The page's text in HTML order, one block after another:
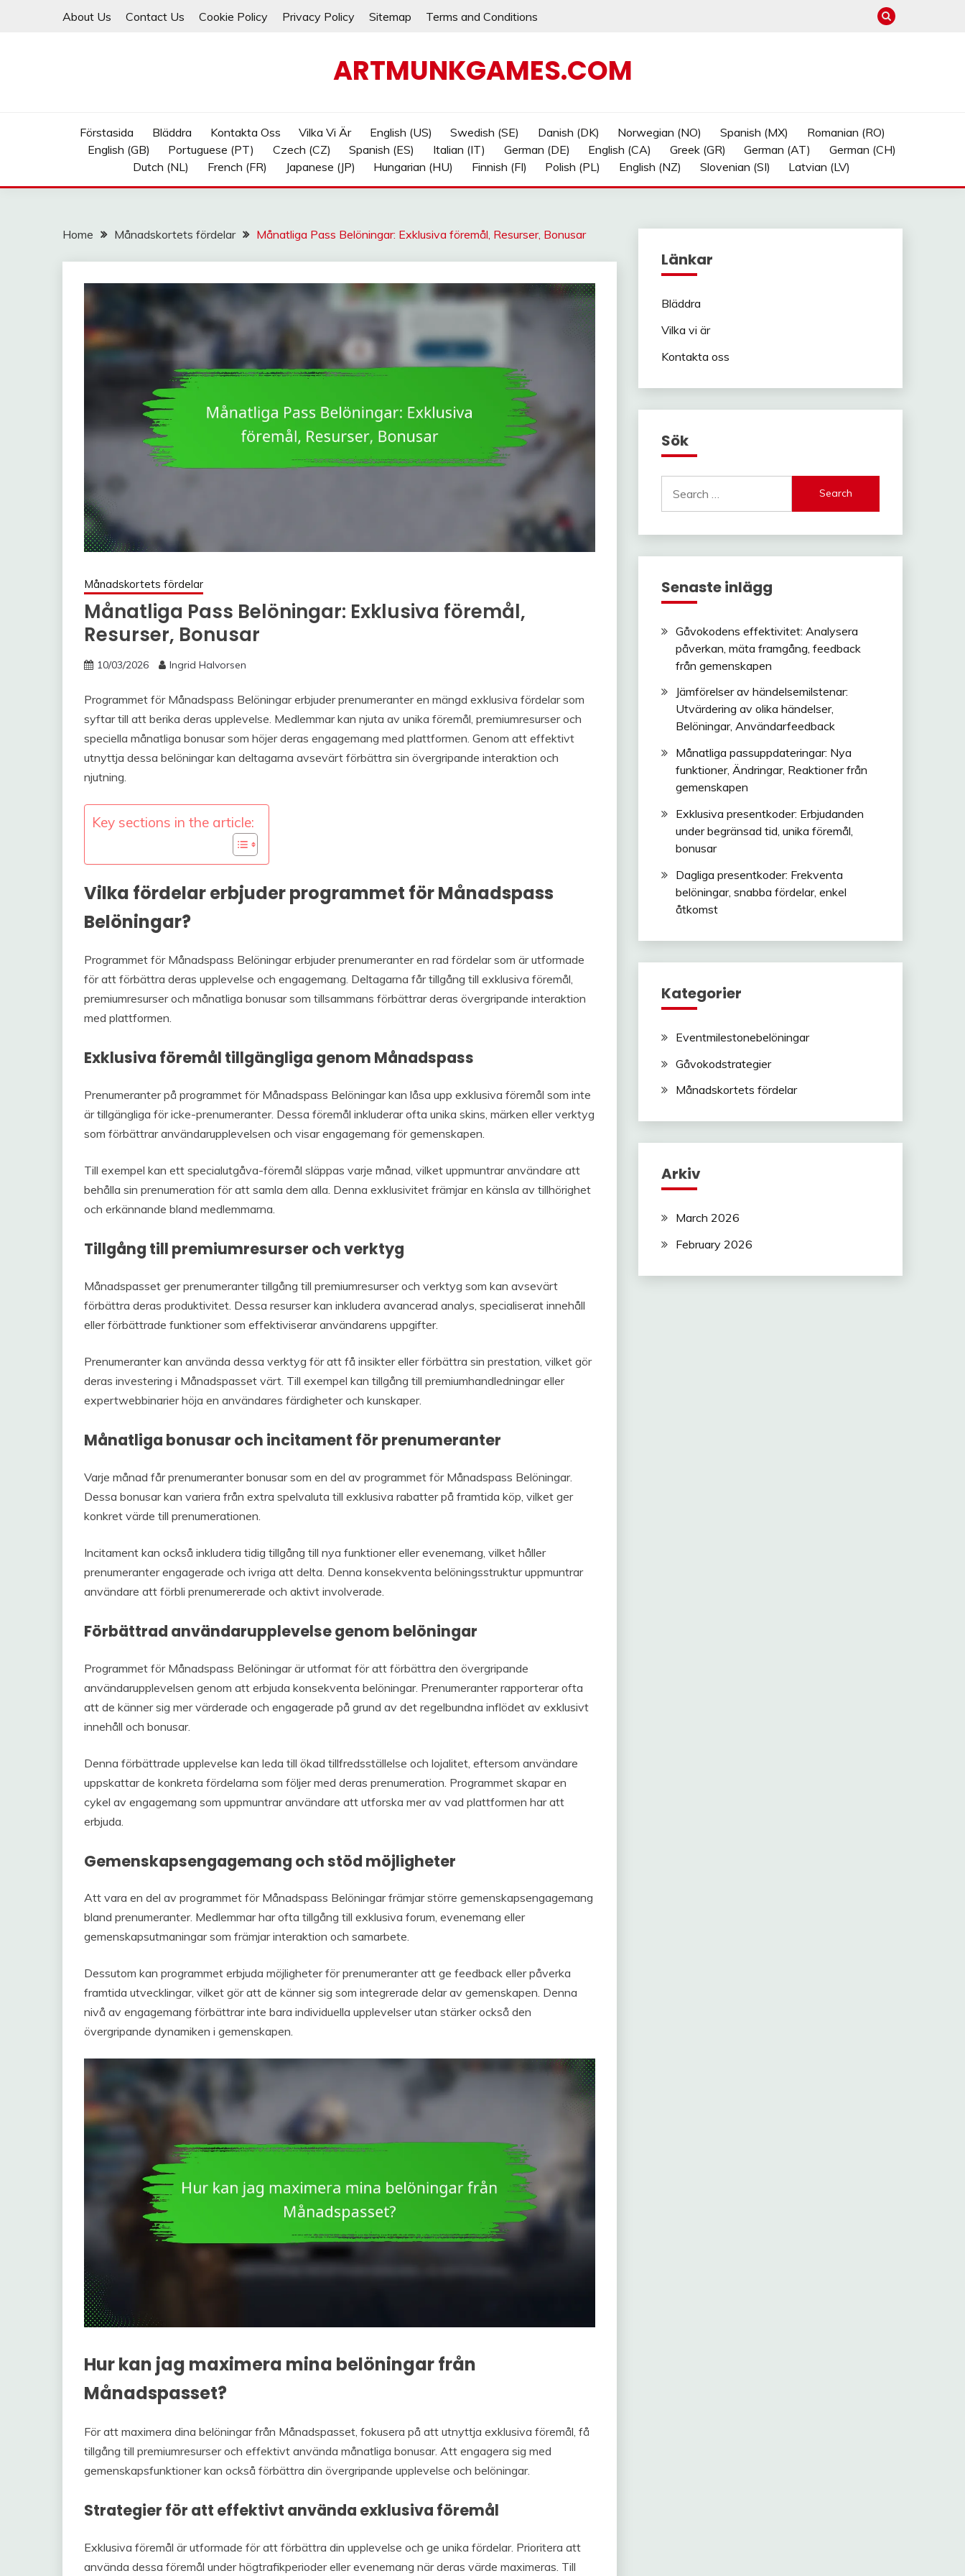
About Us Contact Us Cookie Policy Privacy Policy Sitemap Terms and Conditions
ARTMUNKGAMES.COM
Förstasida Bläddra Kontakta Oss Vilka Vi Är English (US) Swedish (SE) Danish (DK) Norwegian (NO) Spanish (MX)
Romanian (RO)
English (GB)
Portuguese (PT) Czech (CZ) Spanish (ES) Italian (IT) German (DE) English (CA) Greek (GR) German (AT)
German (CH)
Dutch (NL)
French (FR) Japanese (JP) Hungarian (HU) Finnish (FI) Polish (PL) English (NZ) Slovenian (SI) Latvian (LV)
Home Månadskortets fördelar Månatliga Pass Belöningar: Exklusiva föremål, Resurser, Bonusar
Månadskortets fördelar
Månatliga Pass Belöningar: Exklusiva föremål,
Resurser, Bonusar
10/03/2026 Ingrid Halvorsen
Programmet för Månadspass Belöningar erbjuder prenumeranter en mängd exklusiva fördelar som
syftar till att berika deras upplevelse. Medlemmar kan njuta av unika föremål, premiumresurser och
speciella månatliga bonusar som höjer deras engagemang med plattformen. Genom att effektivt
utnyttja dessa belöningar kan deltagarna avsevärt förbättra sin övergripande interaktion och
njutning.
Key sections in the article:
Vilka fördelar erbjuder programmet för Månadspass
Belöningar?
Programmet för Månadspass Belöningar erbjuder prenumeranter en rad fördelar som är utformade
för att förbättra deras upplevelse och engagemang. Deltagarna får tillgång till exklusiva föremål,
premiumresurser och månatliga bonusar som tillsammans förbättrar deras övergripande interaktion
med plattformen.
Exklusiva föremål tillgängliga genom Månadspass
Prenumeranter på programmet för Månadspass Belöningar kan låsa upp exklusiva föremål som inte
är tillgängliga för icke-prenumeranter. Dessa föremål inkluderar ofta unika skins, märken eller verktyg
som förbättrar användarupplevelsen och visar engagemang för gemenskapen.
Till exempel kan ett specialutgåva-föremål släppas varje månad, vilket uppmuntrar användare att
behålla sin prenumeration för att samla dem alla. Denna exklusivitet främjar en känsla av tillhörighet
och erkännande bland medlemmarna.
Tillgång till premiumresurser och verktyg
Månadspasset ger prenumeranter tillgång till premiumresurser och verktyg som kan avsevärt
förbättra deras produktivitet. Dessa resurser kan inkludera avancerad analys, specialiserat innehåll
eller förbättrade funktioner som effektiviserar användarens uppgifter.
Prenumeranter kan använda dessa verktyg för att få insikter eller förbättra sin prestation, vilket gör
deras investering i Månadspasset värt. Till exempel kan tillgång till premiumhandledningar eller
expertwebbinarier höja en användares färdigheter och kunskaper.
Månatliga bonusar och incitament för prenumeranter
Varje månad får prenumeranter bonusar som en del av programmet för Månadspass Belöningar.
Dessa bonusar kan variera från extra spelvaluta till exklusiva rabatter på framtida köp, vilket ger
konkret värde till prenumerationen.
Incitament kan också inkludera tidig tillgång till nya funktioner eller evenemang, vilket håller
prenumeranter engagerade och ivriga att delta. Denna konsekventa belöningsstruktur uppmuntrar
användare att förbli prenumererade och aktivt involverade.
Förbättrad användarupplevelse genom belöningar
Programmet för Månadspass Belöningar är utformat för att förbättra den övergripande
användarupplevelsen genom att erbjuda konsekventa belöningar. Prenumeranter rapporterar ofta
att de känner sig mer värderade och engagerade på grund av det regelbundna inflödet av exklusivt
innehåll och bonusar.
Denna förbättrade upplevelse kan leda till ökad tillfredsställelse och lojalitet, eftersom användare
uppskattar de konkreta fördelarna som följer med deras prenumeration. Programmet skapar en
cykel av engagemang som uppmuntrar användare att utforska mer av vad plattformen har att
erbjuda.
Gemenskapsengagemang och stöd möjligheter
Att vara en del av programmet för Månadspass Belöningar främjar större gemenskapsengagemang
bland prenumeranter. Medlemmar har ofta tillgång till exklusiva forum, evenemang eller
gemenskapsutmaningar som främjar interaktion och samarbete.
Dessutom kan programmet erbjuda möjligheter för prenumeranter att ge feedback eller påverka
framtida utvecklingar, vilket gör att de känner sig som integrerade delar av gemenskapen. Denna
nivå av engagemang förbättrar inte bara individuella upplevelser utan stärker också den
övergripande dynamiken i gemenskapen.
Hur kan jag maximera mina belöningar från
Månadspasset?
För att maximera dina belöningar från Månadspasset, fokusera på att utnyttja exklusiva föremål, få
tillgång till premiumresurser och effektivt använda månatliga bonusar. Att engagera sig med
gemenskapsfunktioner kan också förbättra din övergripande upplevelse och belöningar.
Strategier för att effektivt använda exklusiva föremål
Exklusiva föremål är utformade för att förbättra din upplevelse och ge unika fördelar. Prioritera att
använda dessa föremål under högtrafikperioder eller evenemang när deras värde maximeras. Till
Länkar
Bläddra
Vilka vi är
Kontakta oss
Sök
for:
Senaste inlägg
Gåvokodens effektivitet: Analysera
påverkan, mäta framgång, feedback
från gemenskapen
Jämförelser av händelsemilstenar:
Utvärdering av olika händelser,
Belöningar, Användarfeedback
Månatliga passuppdateringar: Nya
funktioner, Ändringar, Reaktioner från
gemenskapen
Exklusiva presentkoder: Erbjudanden
under begränsad tid, unika föremål,
bonusar
Dagliga presentkoder: Frekventa
belöningar, snabba fördelar, enkel
åtkomst
Kategorier
Eventmilestonebelöningar
Gåvokodstrategier
Månadskortets fördelar
Arkiv
March 2026
February 2026